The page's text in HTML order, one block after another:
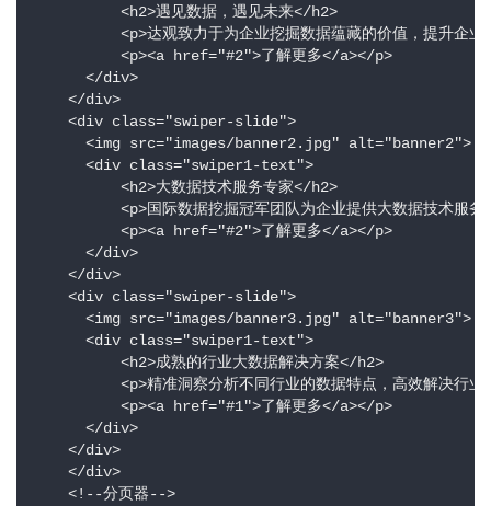
<h2>遇见数据，遇见未来</h2>
<p>达观致力于为企业挖掘数据蕴藏的价值，提升企业
<p><a href="#2">了解更多</a></p>
</div>
</div>
<div class="swiper-slide">
<img src="images/banner2.jpg" alt="banner2">
<div class="swiper1-text">
<h2>大数据技术服务专家</h2>
<p>国际数据挖掘冠军团队为企业提供大数据技术服务
<p><a href="#2">了解更多</a></p>
</div>
</div>
<div class="swiper-slide">
<img src="images/banner3.jpg" alt="banner3">
<div class="swiper1-text">
<h2>成熟的行业大数据解决方案</h2>
<p>精准洞察分析不同行业的数据特点，高效解决行业痛
<p><a href="#1">了解更多</a></p>
</div>
</div>
</div>
<!--分页器-->